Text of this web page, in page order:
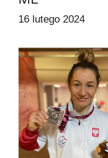
16 lutego 2024